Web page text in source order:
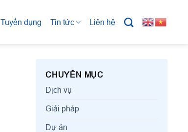
Tuyển dụng Tin tức Liên hệ
CHUYÊN MỤC
Dịch vụ
Giải pháp
Dự án